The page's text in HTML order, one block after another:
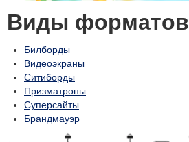
Виды форматов
Билборды
Видеоэкраны
Ситиборды
Призматроны
Суперсайты
Брандмауэр